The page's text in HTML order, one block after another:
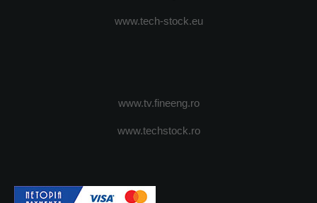
www.tech-stock.eu
www.tv.fineeng.ro
www.techstock.ro